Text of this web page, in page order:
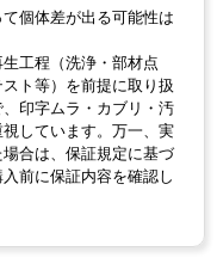
イエ
M マゼ
イエロ
ー
マゼン
タ
個体差が出る可能性は
工程（洗浄・部材点
ト等）を前提に取り扱
印字ムラ・カブリ・汚
しています。万一、実
合は、保証規定に基づ
前に保証内容を確認し